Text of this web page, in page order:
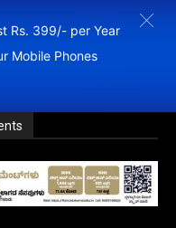
Rs. 399/- per Year
Mobile Phones